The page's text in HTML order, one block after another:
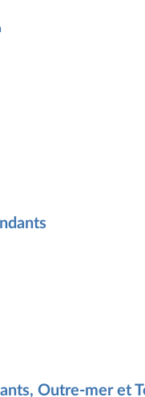
Outre-mer et